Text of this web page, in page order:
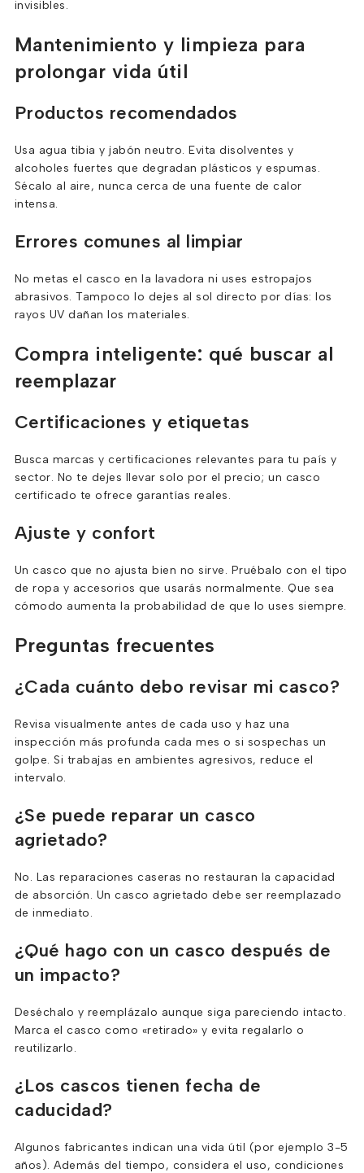
invisibles.
Mantenimiento y limpieza para
prolongar vida útil
Productos recomendados
Usa agua tibia y jabón neutro. Evita disolventes y
alcoholes fuertes que degradan plásticos y espumas.
Sécalo al aire, nunca cerca de una fuente de calor
intensa.
Errores comunes al limpiar
No metas el casco en la lavadora ni uses estropajos
abrasivos. Tampoco lo dejes al sol directo por días: los
rayos UV dañan los materiales.
Compra inteligente: qué buscar al
reemplazar
Certificaciones y etiquetas
Busca marcas y certificaciones relevantes para tu país y
sector. No te dejes llevar solo por el precio; un casco
certificado te ofrece garantías reales.
Ajuste y confort
Un casco que no ajusta bien no sirve. Pruébalo con el tipo
de ropa y accesorios que usarás normalmente. Que sea
cómodo aumenta la probabilidad de que lo uses siempre.
Preguntas frecuentes
¿Cada cuánto debo revisar mi casco?
Revisa visualmente antes de cada uso y haz una
inspección más profunda cada mes o si sospechas un
golpe. Si trabajas en ambientes agresivos, reduce el
intervalo.
¿Se puede reparar un casco
agrietado?
No. Las reparaciones caseras no restauran la capacidad
de absorción. Un casco agrietado debe ser reemplazado
de inmediato.
¿Qué hago con un casco después de
un impacto?
Deséchalo y reemplázalo aunque siga pareciendo intacto.
Marca el casco como «retirado» y evita regalarlo o
reutilizarlo.
¿Los cascos tienen fecha de
caducidad?
Algunos fabricantes indican una vida útil (por ejemplo 3-5
años). Además del tiempo, considera el uso, condiciones